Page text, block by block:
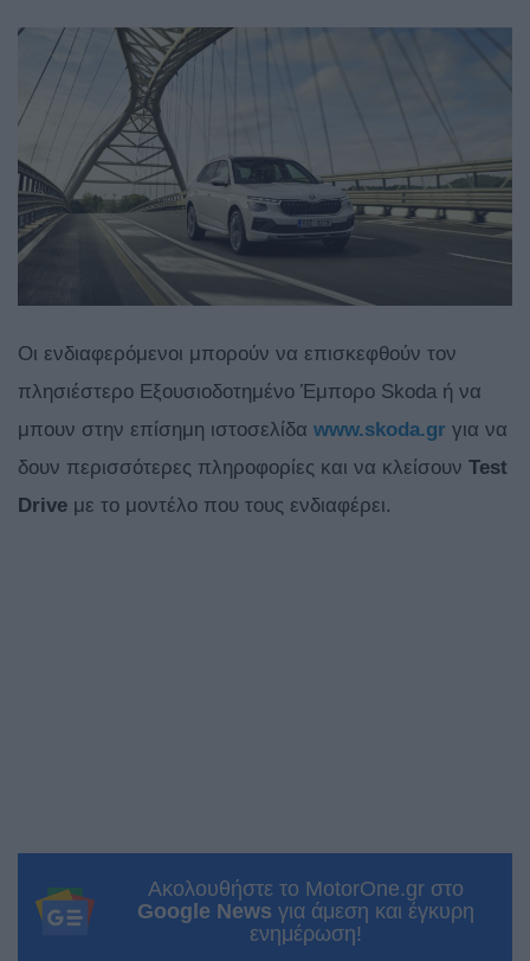
Οι ενδιαφερόμενοι μπορούν να επισκεφθούν τον
πλησιέστερο Εξουσιοδοτημένο Έμπορο Skoda ή να
μπουν στην επίσημη ιστοσελίδα www.skoda.gr για να
δουν περισσότερες πληροφορίες και να κλείσουν Test
Drive με το μοντέλο που τους ενδιαφέρει.
Ακολουθήστε το MotorOne.gr στο
Google News για άμεση και έγκυρη
ενημέρωση!